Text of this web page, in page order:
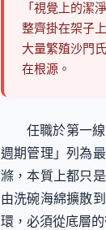
「視覺上的潔
整齊掛在架子
大量繁殖沙門
在根源。
任職於第一
週期管理」列為
滌，本質上都只
由洗碗海綿擴散
環，必須從底層